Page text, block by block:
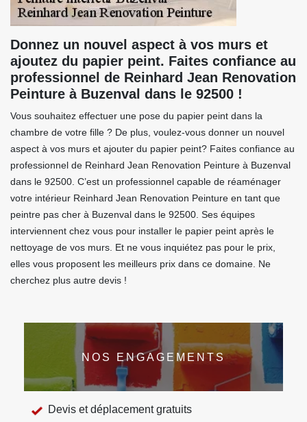
Donnez un nouvel aspect à vos murs et
ajoutez du papier peint. Faites confiance au
professionnel de Reinhard Jean Renovation
Peinture à Buzenval dans le 92500 !
Vous souhaitez effectuer une pose du papier peint dans la
chambre de votre fille ? De plus, voulez-vous donner un nouvel
aspect à vos murs et ajouter du papier peint? Faites confiance au
professionnel de Reinhard Jean Renovation Peinture à Buzenval
dans le 92500. C’est un professionnel capable de réaménager
votre intérieur Reinhard Jean Renovation Peinture en tant que
peintre pas cher à Buzenval dans le 92500. Ses équipes
interviennent chez vous pour installer le papier peint après le
nettoyage de vos murs. Et ne vous inquiétez pas pour le prix,
elles vous proposent les meilleurs prix dans ce domaine. Ne
cherchez plus autre devis !
NOS ENGAGEMENTS
Devis et déplacement gratuits